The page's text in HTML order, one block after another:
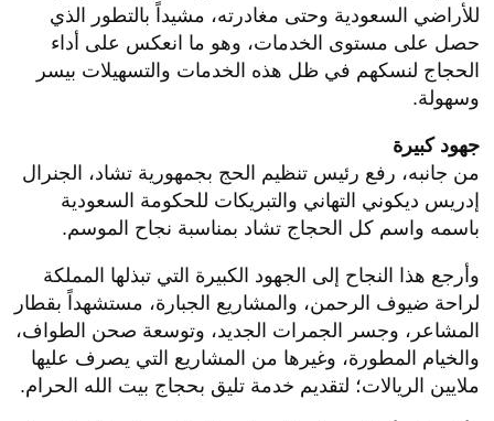
للأراضي السعودية وحتى مغادرته، مشيداً بالتطور الذي
حصل على مستوى الخدمات، وهو ما انعكس على أداء
الحجاج لنسكهم في ظل هذه الخدمات والتسهيلات بيسر
وسهولة.
جهود كبيرة
من جانبه، رفع رئيس تنظيم الحج بجمهورية تشاد، الجنرال
إدريس ديكوني التهاني والتبريكات للحكومة السعودية
باسمه واسم كل الحجاج تشاد بمناسبة نجاح الموسم.
وأرجع هذا النجاح إلى الجهود الكبيرة التي تبذلها المملكة
لراحة ضيوف الرحمن، والمشاريع الجبارة، مستشهداً بقطار
المشاعر، وجسر الجمرات الجديد، وتوسعة صحن الطواف،
والخيام المطورة، وغيرها من المشاريع التي يصرف عليها
ملايين الريالات؛ لتقديم خدمة تليق بحجاج بيت الله الحرام.